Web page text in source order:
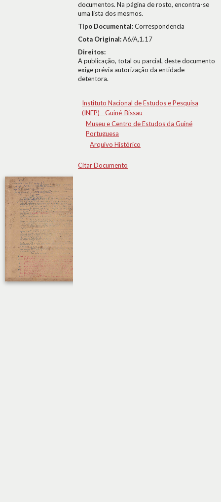
documentos. Na página de rosto, encontra-se
uma lista dos mesmos.
Tipo Documental:Correspondencia
Cota Original:A6/A,1.17
Direitos:
A publicação, total ou parcial, deste documento
exige prévia autorização da entidade
detentora.
Instituto Nacional de Estudos e Pesquisa
(INEP) - Guiné-Bissau
Museu e Centro de Estudos da Guiné
Portuguesa
Arquivo Histórico
Citar Documento